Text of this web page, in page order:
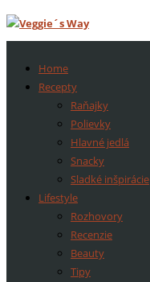
Home
Recepty
Raňajky
Polievky
Hlavné jedlá
Snacky
Sladké inšpirácie
Lifestyle
Rozhovory
Recenzie
Beauty
Tipy